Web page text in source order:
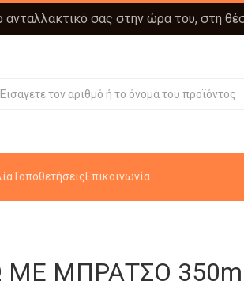
σας στην ώρα του, στη
ΤοποθετήσειςΕπικοινωνία
ΜΕ ΜΠΡΑΤΣΟ